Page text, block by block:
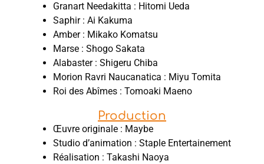
Granart Needakitta : Hitomi Ueda
Saphir : Ai Kakuma
Amber : Mikako Komatsu
Marse : Shogo Sakata
Alabaster : Shigeru Chiba
Morion Ravri Naucanatica : Miyu Tomita
Roi des Abîmes : Tomoaki Maeno
Production
Œuvre originale : Maybe
Studio d’animation : Staple Entertainement
Réalisation : Takashi Naoya